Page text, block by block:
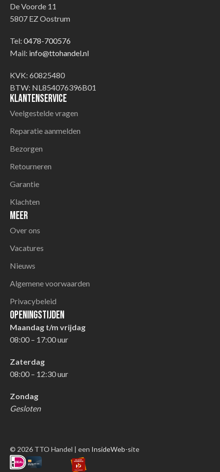
De Voorde 11
5807 EZ Oostrum
Tel: 0478-700576
Mail: info@ttohandel.nl
KVK: 60825480
BTW: NL854076396B01
Klantenservice
Veelgestelde vragen
Reparatie aanmelden
Bezorgen
Retourneren
Garantie
Klachten
Meer
Over ons
Vacatures
Nieuws
Algemene voorwaarden
Privacybeleid
Openingstijden
Maandag t/m vrijdag
08:00 – 17:00 uur
Zaterdag
08:00 – 12:30 uur
Zondag
Gesloten
© 2026 TTO Handel | een InsideWeb-site